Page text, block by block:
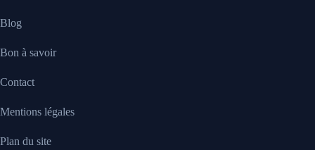
Blog
Bon à savoir
Contact
Mentions légales
Plan du site